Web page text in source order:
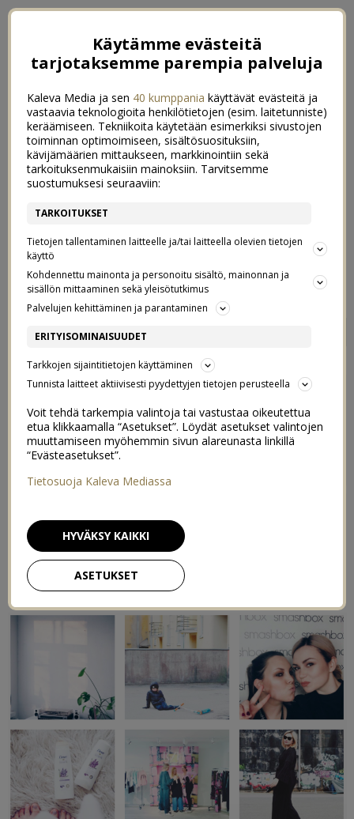
JAHAS TAAS MIKÄ HUHTIKUU
Käytämme evästeitä
tarjotaksemme parempia palveluja
Kaleva Media ja sen 40 kumppania käyttävät evästeitä ja
vastaavia teknologioita henkilötietojen (esim. laitetunniste)
keräämiseen. Tekniikoita käytetään esimerkiksi sivustojen
toiminnan optimoimiseen, sisältösuosituksiin,
kävijämäärien mittaukseen, markkinointiin sekä
tarkoituksenmukaisiin mainoksiin. Tarvitsemme
suostumuksesi seuraaviin:
TARKOITUKSET
Tietojen tallentaminen laitteelle ja/tai laitteella olevien tietojen
käyttö
Kohdennettu mainonta ja personoitu sisältö, mainonnan ja
sisällön mittaaminen sekä yleisötutkimus
Palvelujen kehittäminen ja parantaminen
ERITYISOMINAISUUDET
Tarkkojen sijaintitietojen käyttäminen
Tunnista laitteet aktiivisesti pyydettyjen tietojen perusteella
Voit tehdä tarkempia valintoja tai vastustaa oikeutettua
etua klikkaamalla “Asetukset”. Löydät asetukset valintojen
muuttamiseen myöhemmin sivun alareunasta linkillä
“Evästeasetukset”.
Tietosuoja Kaleva Mediassa
ASETUKSET
HYVÄKSY KAIKKI